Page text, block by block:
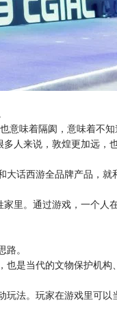
味着隔阂，意味着不知
人来说，敦煌更加远，
话西游全品牌产品，就
里。通过游戏，一个人
。
是当代的文物保护机构
法。玩家在游戏里可